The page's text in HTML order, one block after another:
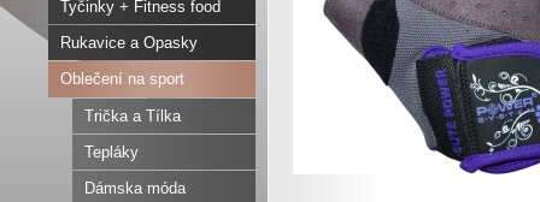
Tyčinky + Fitness food
Rukavice a Opasky
Oblečení na sport
Trička a Tílka
Tepláky
Dámska móda